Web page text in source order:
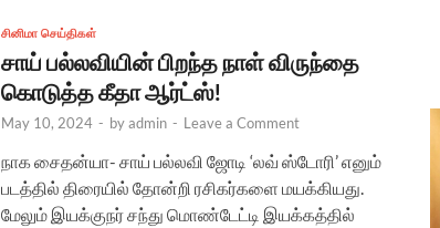
சினிமா செய்திகள்
சாய் பல்லவியின் பிறந்த நாள் விருந்தை
கொடுத்த கீதா ஆர்ட்ஸ்!
May 10, 2024 - byadmin - Leave a Comment
நாக சைதன்யா- சாய் பல்லவி ஜோடி ‘லவ் ஸ்டோரி’ எனும்
படத்தில் திரையில் தோன்றி ரசிகர்களை மயக்கியது.
மேலும் இயக்குநர் சந்து மொண்டேட்டி இயக்கத்தில்